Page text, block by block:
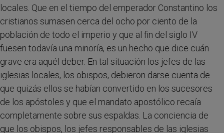
locales. Que en el tiempo del emperador Constantino los
cristianos sumasen cerca del ocho por ciento de la
población de todo el imperio y que al fin del siglo IV
fuesen todavía una minoría, es un hecho que dice cuán
grave era aquél deber. En tal situación los jefes de las
iglesias locales, los obispos, debieron darse cuenta de
que quizás ellos se habían convertido en los sucesores
de los apóstoles y que el mandato apostólico recaía
completamente sobre sus espaldas. La conciencia de
que los obispos, los jefes responsables de las iglesias